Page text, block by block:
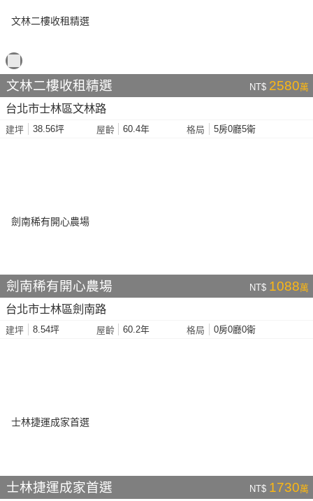
文林二樓收租精選 NT$ 2580萬
台北市士林區文林路
建坪 38.56坪 屋齡 60.4年 格局 5房0廳5衛
劍南稀有開心農場 NT$ 1088萬
台北市士林區劍南路
建坪 8.54坪 屋齡 60.2年 格局 0房0廳0衛
士林捷運成家首選 NT$ 1730萬